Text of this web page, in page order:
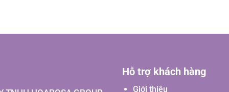
Hỗ trợ khách hàng
Giới thiệu